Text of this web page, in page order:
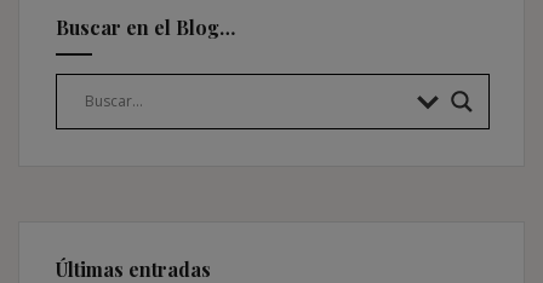
Buscar en el Blog…
Últimas entradas